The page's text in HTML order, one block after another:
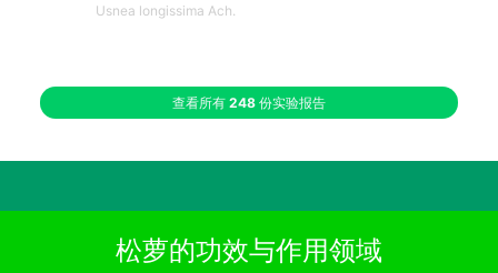
Usnea longissima Ach.
查看所有 248 份实验报告
松萝的功效与作用领域